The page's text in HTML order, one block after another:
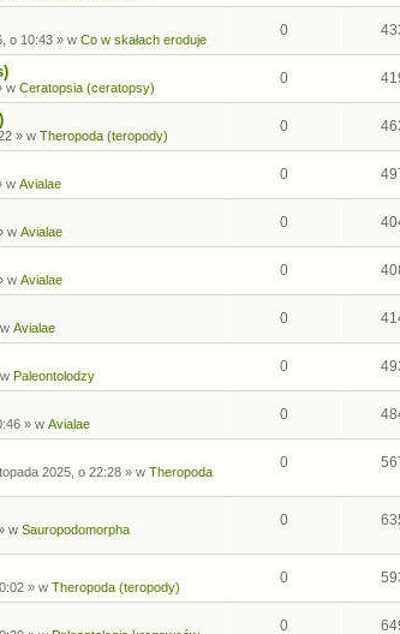
o 10:43 » w Co w skałach eroduje
0
w Ceratopsia (ceratopsy)
0
» w Theropoda (teropody)
0
w Avialae
0
w Avialae
0
w Avialae
0
Avialae
0
Paleontolodzy
0
» w Avialae
0
2025, o 22:28 » w Theropoda
0
w Sauropodomorpha
0
» w Theropoda (teropody)
0
0